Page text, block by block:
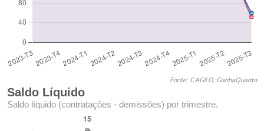
Fonte: CAGED, GanhaQuanto
Saldo Líquido
Saldo líquido (contratações - demissões) por trimestre.